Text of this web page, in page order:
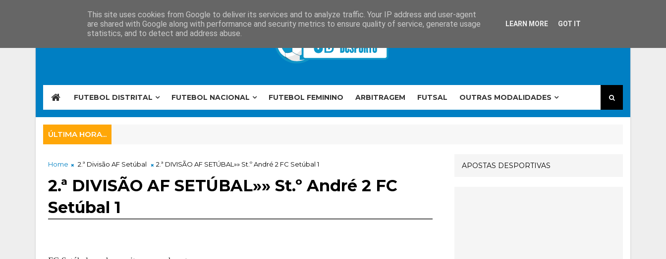
FUTEBOL DISTRITAL FUTEBOL NACIONAL FUTEBOL FEMININO ARBITRAGEM FUTSAL OUTRAS MODALIDADES
ÚLTIMA HORA...
Home 2.ª Divisão AF Setúbal 2.ª DIVISÃO AF SETÚBAL»» St.º André 2 FC Setúbal 1
2.ª DIVISÃO AF SETÚBAL»» St.º André 2 FC
Setúbal 1
APOSTAS DESPORTIVAS
This site uses cookies from Google to deliver its services and to analyze traffic. Your IP address and user-agent
are shared with Google along with performance and security metrics to ensure quality of service, generate usage
statistics, and to detect and address abuse.
LEARN MORE GOT IT